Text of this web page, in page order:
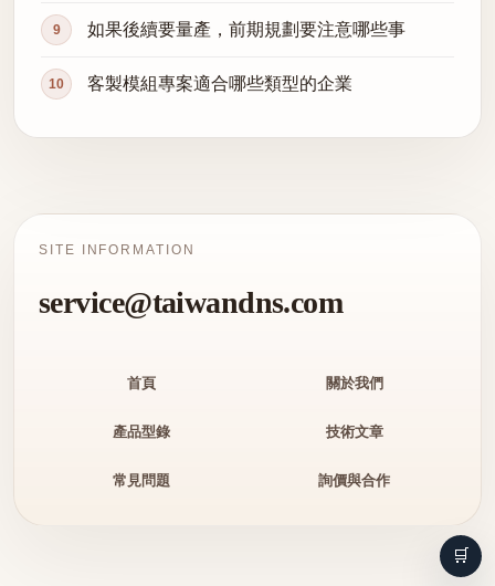
如果後續要量產，前期規劃要注意哪些事
客製模組專案適合哪些類型的企業
SITE INFORMATION
service@taiwandns.com
首頁 關於我們
產品型錄 技術文章
常見問題 詢價與合作
🛒